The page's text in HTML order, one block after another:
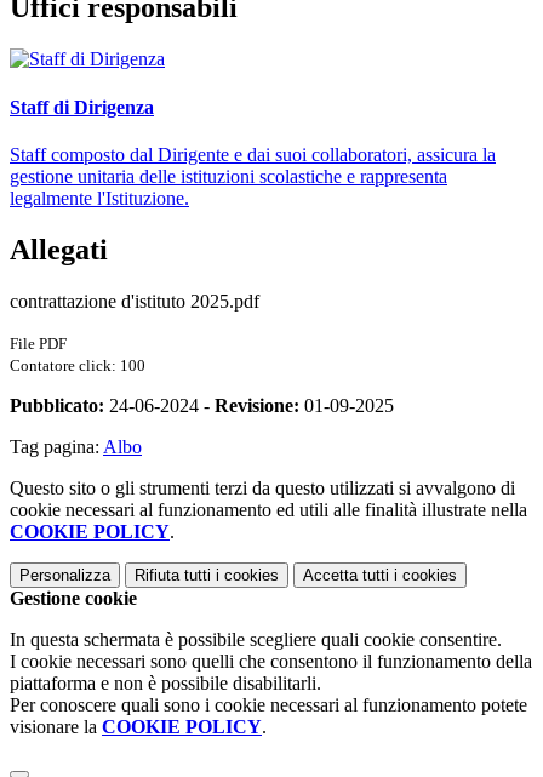
Uffici responsabili
Staff di Dirigenza
Staff composto dal Dirigente e dai suoi collaboratori, assicura la
gestione unitaria delle istituzioni scolastiche e rappresenta
legalmente l'Istituzione.
Allegati
contrattazione d'istituto 2025.pdf
File PDF
Contatore click: 100
Pubblicato: 24-06-2024 - Revisione: 01-09-2025
Tag pagina: Albo
Questo sito o gli strumenti terzi da questo utilizzati si avvalgono di
cookie necessari al funzionamento ed utili alle finalità illustrate nella
COOKIE POLICY.
Personalizza Rifiuta tutti i cookies Accetta tutti i cookies
Gestione cookie
In questa schermata è possibile scegliere quali cookie consentire.
I cookie necessari sono quelli che consentono il funzionamento della
piattaforma e non è possibile disabilitarli.
Per conoscere quali sono i cookie necessari al funzionamento potete
visionare la COOKIE POLICY.